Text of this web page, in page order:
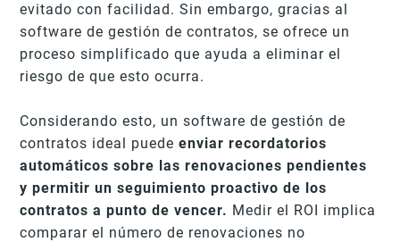
evitado con facilidad. Sin embargo, gracias al
software de gestión de contratos, se ofrece un
proceso simplificado que ayuda a eliminar el
riesgo de que esto ocurra.
Considerando esto, un software de gestión de
contratos ideal puedeenviar recordatorios
automáticos sobre las renovaciones pendientes
y permitir un seguimiento proactivo de los
contratos a punto de vencer. Medir el ROI implica
comparar el número de renovaciones no